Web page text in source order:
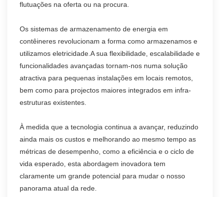
flutuações na oferta ou na procura.
Os sistemas de armazenamento de energia em
contêineres revolucionam a forma como armazenamos e
utilizamos eletricidade.A sua flexibilidade, escalabilidade e
funcionalidades avançadas tornam-nos numa solução
atractiva para pequenas instalações em locais remotos,
bem como para projectos maiores integrados em infra-
estruturas existentes.
À medida que a tecnologia continua a avançar, reduzindo
ainda mais os custos e melhorando ao mesmo tempo as
métricas de desempenho, como a eficiência e o ciclo de
vida esperado, esta abordagem inovadora tem
claramente um grande potencial para mudar o nosso
panorama atual da rede.